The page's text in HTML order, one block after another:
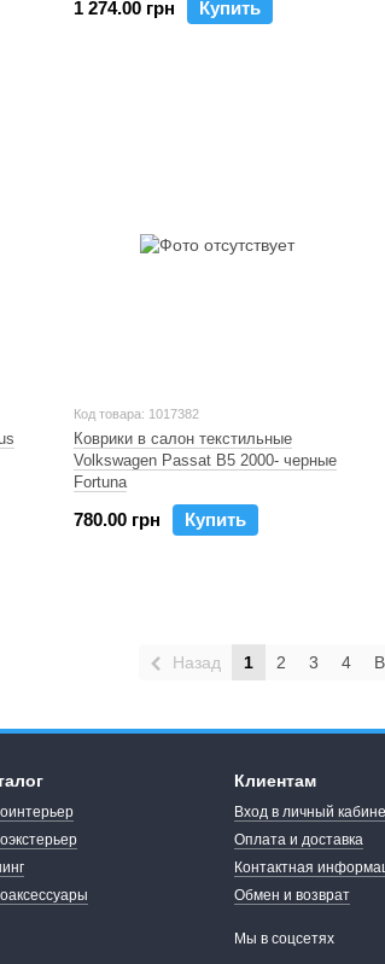
1 274.00 грн Купить
Код товара: 1017382
Коврики в салон текстильные
Volkswagen Passat B5 2000- черные
Fortuna
780.00 грн Купить
Назад 1 2 3 4
Клиентам
Вход в личный
Оплата и доставка
Контактная
Обмен и возврат
Мы в соцсетях